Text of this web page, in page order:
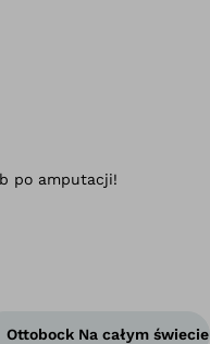
po amputacji!
Ottobock Na całym świecie